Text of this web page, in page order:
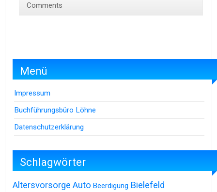
Comments
Menü
Impressum
Buchführungsbüro Löhne
Datenschutzerklärung
Schlagwörter
Altersvorsorge Auto Beerdigung Bielefeld